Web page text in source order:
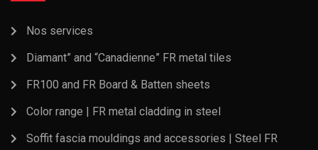
Nos services
Diamant” and “Canadienne” FR metal tiles
FR100 and FR Board & Batten sheets
Color range | FR metal cladding in steel
Soffit fascia mouldings and accessories | Steel FR